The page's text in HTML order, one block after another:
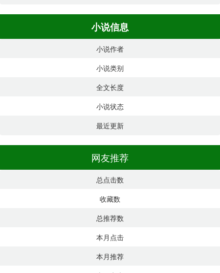
小说信息
小说作者
小说类别
全文长度
小说状态
最近更新
网友推荐
总点击数
收藏数
总推荐数
本月点击
本月推荐